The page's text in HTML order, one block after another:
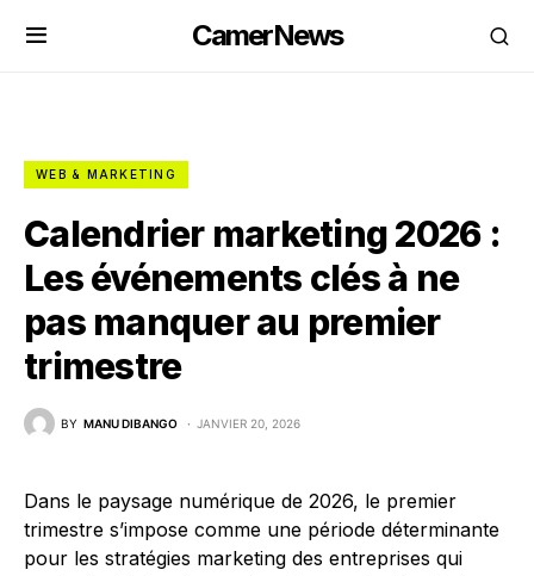
CamerNews
WEB & MARKETING
Calendrier marketing 2026 :
Les événements clés à ne
pas manquer au premier
trimestre
BY MANU DIBANGO JANVIER 20, 2026
Dans le paysage numérique de 2026, le premier
trimestre s’impose comme une période déterminante
pour les stratégies marketing des entreprises qui